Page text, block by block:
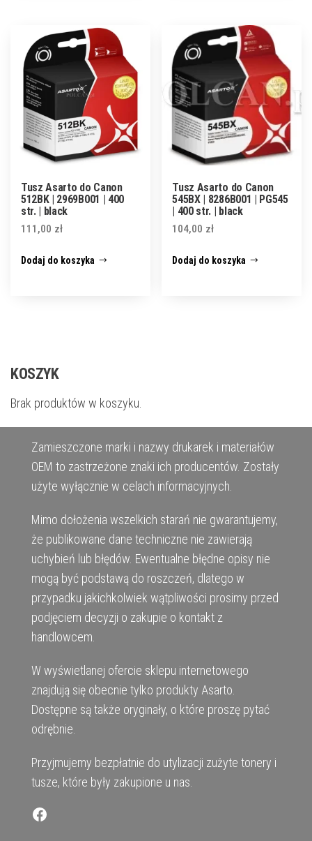
Tusz Asarto do Canon
512BK | 2969B001 | 400
str. | black
111,00 zł
Dodaj do koszyka
Tusz Asarto do Canon
545BX | 8286B001 | PG545
| 400 str. | black
104,00 zł
Dodaj do koszyka
KOSZYK
Brak produktów w koszyku.
Zamieszczone marki i nazwy drukarek i materiałów
OEM to zastrzeżone znaki ich producentów. Zostały
użyte wyłącznie w celach informacyjnych.
Mimo dołożenia wszelkich starań nie gwarantujemy,
że publikowane dane techniczne nie zawierają
uchybień lub błędów. Ewentualne błędne opisy nie
mogą być podstawą do roszczeń, dlatego w
przypadku jakichkolwiek wątpliwości prosimy przed
podjęciem decyzji o zakupie o kontakt z
handlowcem.
W wyświetlanej ofercie sklepu internetowego
znajdują się obecnie tylko produkty Asarto.
Dostępne są także oryginały, o które proszę pytać
odrębnie.
Przyjmujemy bezpłatnie do utylizacji zużyte tonery i
tusze, które były zakupione u nas.
Facebook